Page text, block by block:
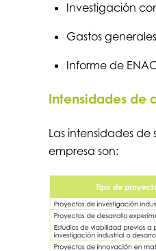
Investigación
Gastos
Informe de
Intensidades de
Las intensidades
empresa son: